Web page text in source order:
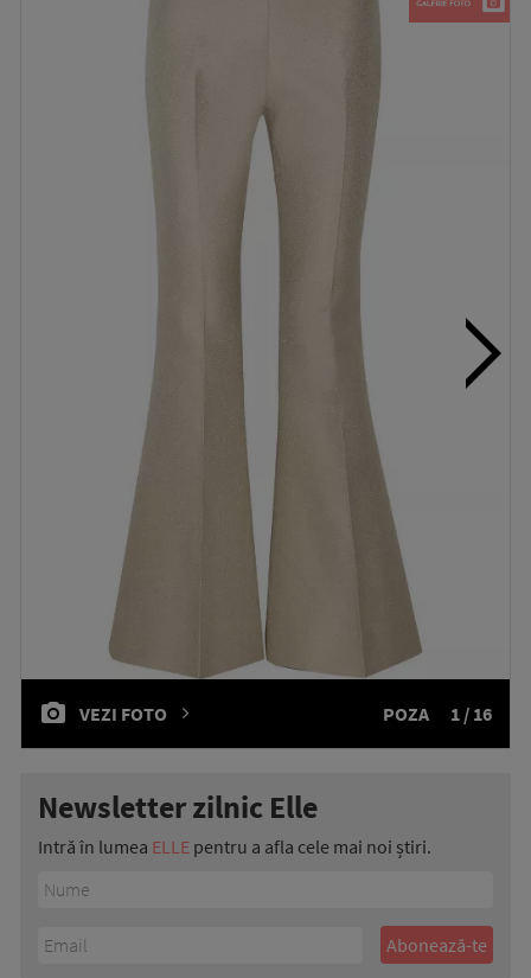
VEZI FOTO POZA 1 / 16
Newsletter zilnic Elle
Intră în lumea ELLE pentru a afla cele mai noi știri.